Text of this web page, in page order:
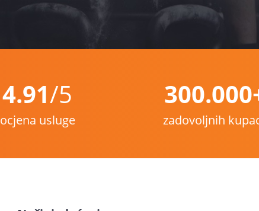
4.91/5
ocjena usluge zadovoljnih